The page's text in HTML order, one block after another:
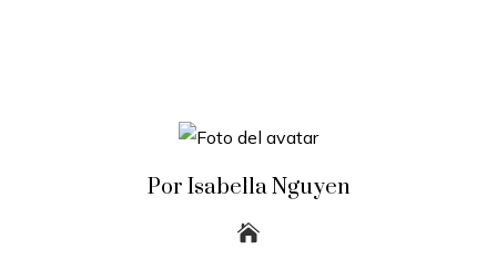
Por Isabella Nguyen